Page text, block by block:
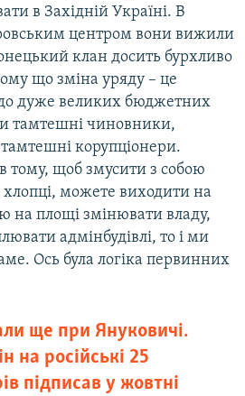
в Західній Україні. В
центром вони вижили
клан досить бурхливо
що зміна уряду – це
до дуже великих бюджетних
тамтешні чиновники,
корупціонери.
тому, щоб змусити з собою
хлопці, можете виходити на
на площі змінювати владу,
адмінбудівлі, то і ми
Ось була логіка первинних
ще при Януковичі.
на російські 25
підписав у жовтні